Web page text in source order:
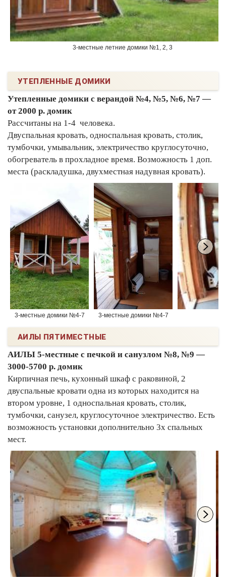
3-местные летние домики №1, 2, 3
УТЕПЛЕННЫЕ ДОМИКИ
Утепленные домики с верандой №4, №5, №6, №7 —
от 2000 р. домик
Рассчитаны на 1-4 человека.
Двуспальная кровать, односпальная кровать, столик,
тумбочки, умывальник, электричество круглосуточно,
обогреватель в прохладное время. Возможность 1 доп.
места (раскладушка, двухместная надувная кровать).
3-местные домики №4-7 3-местные домики №4-7
АИЛЫ ПЯТИМЕСТНЫЕ
АИЛЫ 5-местные с печкой и санузлом №8, №9 —
3000-5700 р. домик
Кирпичная печь, кухонный шкаф с раковиной, 2
двуспальные кровати одна из которых находится на
втором уровне, 1 односпальная кровать, столик,
тумбочки, санузел, круглосуточное электричество. Есть
возможность установки дополнительно 3х спальных
мест.